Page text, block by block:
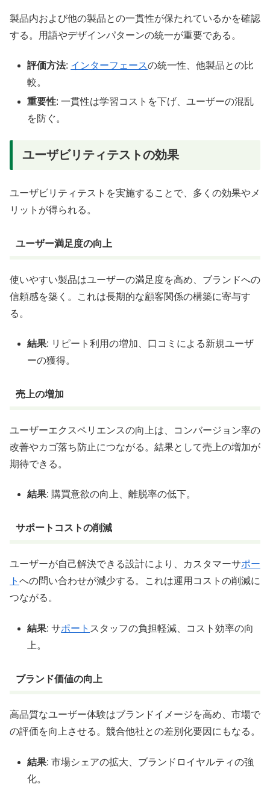
製品内および他の製品との一貫性が保たれているかを確認
する。用語やデザインパターンの統一が重要である。
評価方法: インターフェースの統一性、他製品との比
較。
重要性: 一貫性は学習コストを下げ、ユーザーの混乱
を防ぐ。
ユーザビリティテストの効果
ユーザビリティテストを実施することで、多くの効果やメ
リットが得られる。
ユーザー満足度の向上
使いやすい製品はユーザーの満足度を高め、ブランドへの
信頼感を築く。これは長期的な顧客関係の構築に寄与す
る。
結果: リピート利用の増加、口コミによる新規ユーザ
ーの獲得。
売上の増加
ユーザーエクスペリエンスの向上は、コンバージョン率の
改善やカゴ落ち防止につながる。結果として売上の増加が
期待できる。
結果: 購買意欲の向上、離脱率の低下。
サポートコストの削減
ユーザーが自己解決できる設計により、カスタマーサポー
ト への問い合わせが減少する。これは運用コストの削減に
つながる。
結果: サポート スタッフの負担軽減、コスト効率の向
上。
ブランド価値の向上
高品質なユーザー体験はブランドイメージを高め、市場で
の評価を向上させる。競合他社との差別化要因にもなる。
結果: 市場シェアの拡大、ブランドロイヤルティの強
化。